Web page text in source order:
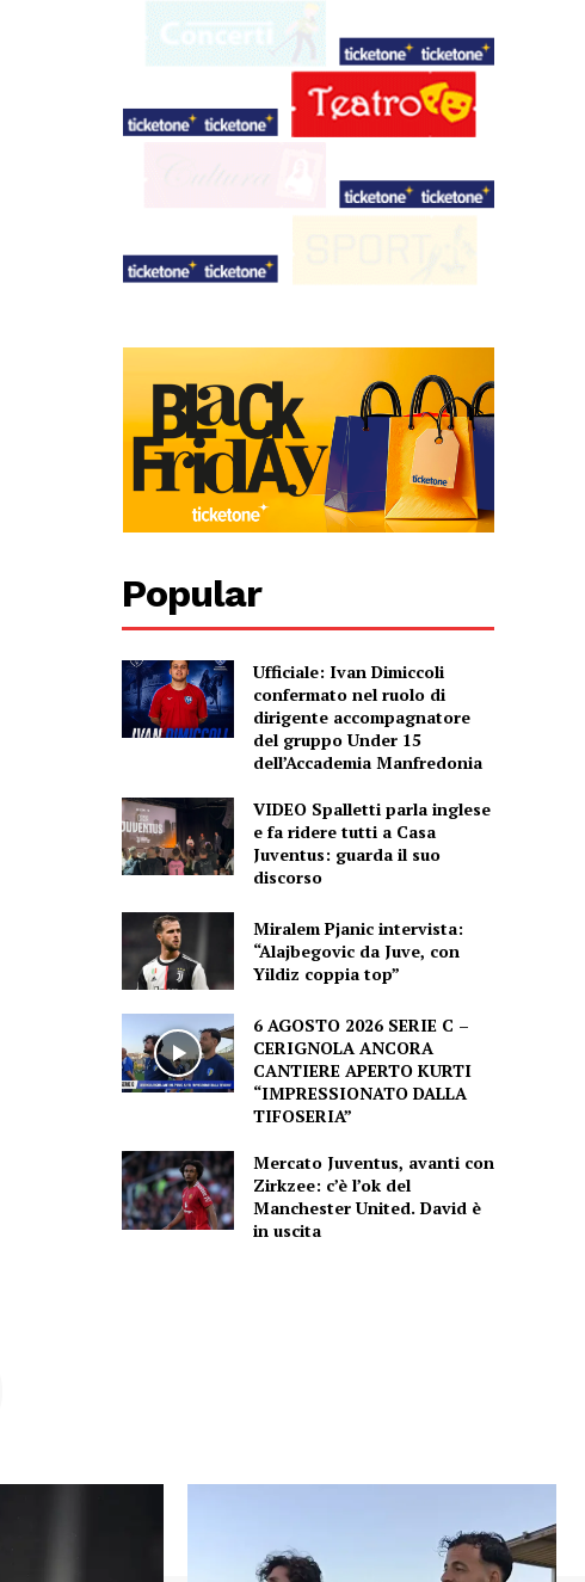
Popular
Ufficiale: Ivan Dimiccoli
confermato nel ruolo di
dirigente accompagnatore
del gruppo Under 15
dell’Accademia Manfredonia
VIDEO Spalletti parla inglese
e fa ridere tutti a Casa
Juventus: guarda il suo
discorso
Miralem Pjanic intervista:
“Alajbegovic da Juve, con
Yildiz coppia top”
6 AGOSTO 2026 SERIE C –
CERIGNOLA ANCORA
CANTIERE APERTO KURTI
“IMPRESSIONATO DALLA
TIFOSERIA”
Mercato Juventus, avanti con
Zirkzee: c’è l’ok del
Manchester United. David è
in uscita